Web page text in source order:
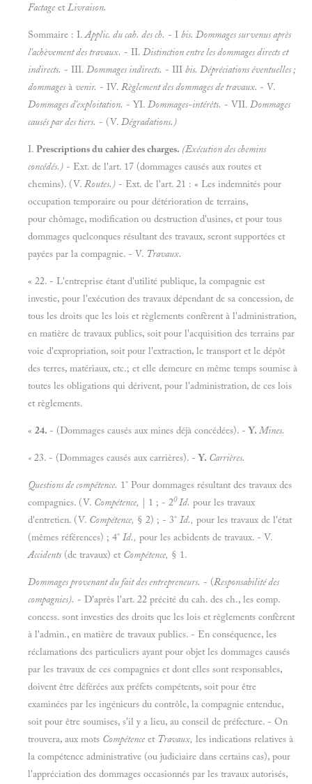
Factage etLivraison.
Sommaire : I.Applic. du cah. des ch. - I bis. Dommages survenus après
l'achèvement des travaux. - II. Distinction entre les dommages directs et
indirects. - III. Dommages indirects. - III bis. Dépréciations éventuelles ;
dommages à venir. - IV. Règlement des dommages de travaux. - V.
Dommages d'exploitation. - YI. Dommages-intérêts. - VII. Dommages
causés par des tiers. - (V. Dégradations.)
I. Prescriptions du cahier des charges. (Exécution des chemins
concédés.) - Ext. de l'art. 17 (dommages causés aux routes et
chemins). (V. Routes.) - Ext. de l'art. 21 : « Les indemnités pour
occupation temporaire ou pour détérioration de terrains,
pour chômage, modification ou destruction d'usines, et pour tous
dommages quelconques résultant des travaux, seront supportées et
payées par la compagnie. - V. Travaux.
« 22. - L'entreprise étant d'utilité publique, la compagnie est
investie, pour l'exécution des travaux dépendant de sa concession, de
tous les droits que les lois et règlements confèrent à l'administration,
en matière de travaux publics, soit pour l'acquisition des terrains par
voie d'expropriation, soit pour l'extraction, le transport et le dépôt
des terres, matériaux, etc.; et elle demeure en même temps soumise à
toutes les obligations qui dérivent, pour l'administration, de ces lois
et règlements.
« 24. - (Dommages causés aux mines déjà concédées). -Y. Mines.
« 23. - (Dommages causés aux carrières). -Y. Carrières.
Questions de compétence. 1° Pour dommages résultant des travaux des
compagnies. (V. Compétence, | 1 ; - 20Id. pour les travaux
d'entretien. (V. Compétence, § 2) ; - 3° Id., pour les travaux de l'état
(mêmes références) ; 4° Id., pour les acbidents de travaux. - V.
Accidents (de travaux) et Compétence, § 1.
Dommages provenant du fait des entrepreneurs. - (Responsabilité des
compagnies). - D'après l'art. 22 précité du cah. des ch., les eomp.
concess. sont investies des droits que les lois et règlements confèrent
à l'admin., en matière de travaux publics. - En conséquence, les
réclamations des particuliers ayant pour objet les dommages causés
par les travaux de ces compagnies et dont elles sont responsables,
doivent être déférées aux préfets compétents, soit pour être
examinées par les ingénieurs du contrôle, la compagnie entendue,
soit pour être soumises, s'il y a lieu, au conseil de préfecture. - On
trouvera, aux mots Compétence et Travaux, les indications relatives à
la compétence administrative (ou judiciaire dans certains cas), pour
l'appréciation des dommages occasionnés par les travaux autorisés,